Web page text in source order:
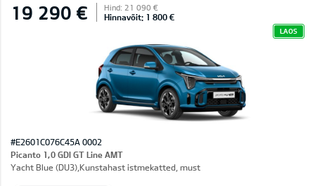
19 290 € Hind: 21 090 €
Hinnavõit: 1 800 €
LAOS
#E2601C076C45A 0002
Picanto 1,0 GDI GT Line AMT
Yacht Blue (DU3),Kunstahast istmekatted, must